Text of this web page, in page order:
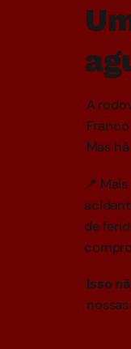
A
Mas
📍
de
Isso